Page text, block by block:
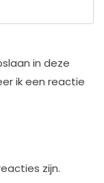
in deze
ik een reactie
zijn.